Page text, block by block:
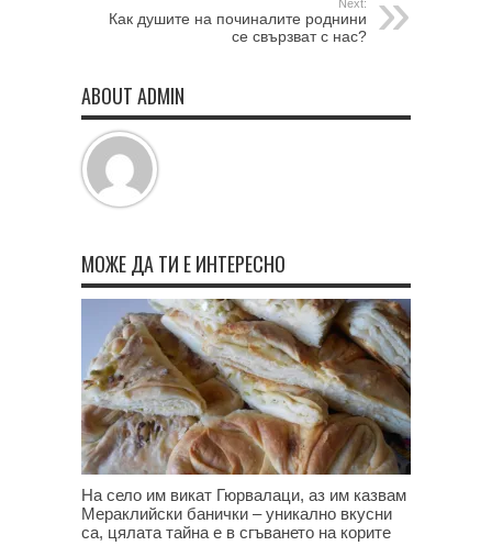
Next:
Как душите на починалите роднини
се свързват с нас?
ABOUT ADMIN
МОЖЕ ДА ТИ Е ИНТЕРЕСНО
На село им викат Гюрвалаци, аз им казвам
Мераклийски банички – уникално вкусни
са, цялата тайна е в сгъването на корите